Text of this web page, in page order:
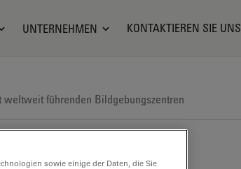
UNTERNEHMEN KONTAKTIEREN SIE UNS
weltweit führenden Bildgebungszentren
sowie einige der Daten, die Sie